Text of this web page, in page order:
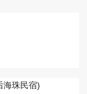
海珠民宿)